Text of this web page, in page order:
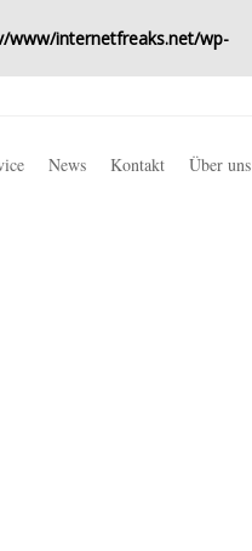
www/internetfreaks.net/wp-
News Kontakt Über uns